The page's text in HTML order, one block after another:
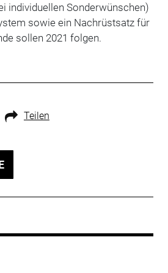
individuellen Sonderwünschen)
sowie ein Nachrüstsatz für
sollen 2021 folgen.
Teilen